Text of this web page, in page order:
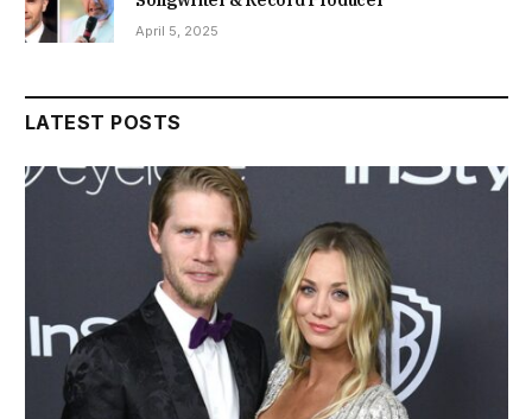
April 5, 2025
LATEST POSTS